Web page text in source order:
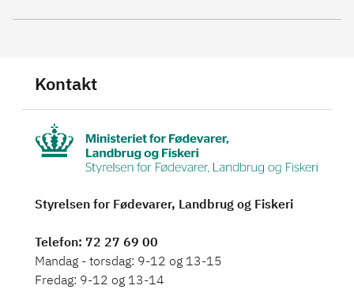
Kontakt
Styrelsen for Fødevarer, Landbrug og Fiskeri
Telefon: 72 27 69 00
Mandag - torsdag: 9-12 og 13-15
Fredag: 9-12 og 13-14